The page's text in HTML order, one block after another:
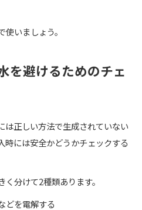
いましょう。
を避けるためのチェ
は正しい方法で生成されていない
時には安全かどうかチェックする
分けて2種類あります。
どを電解する